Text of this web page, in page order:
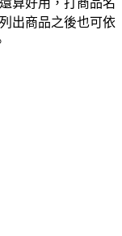
出商品之後也可依